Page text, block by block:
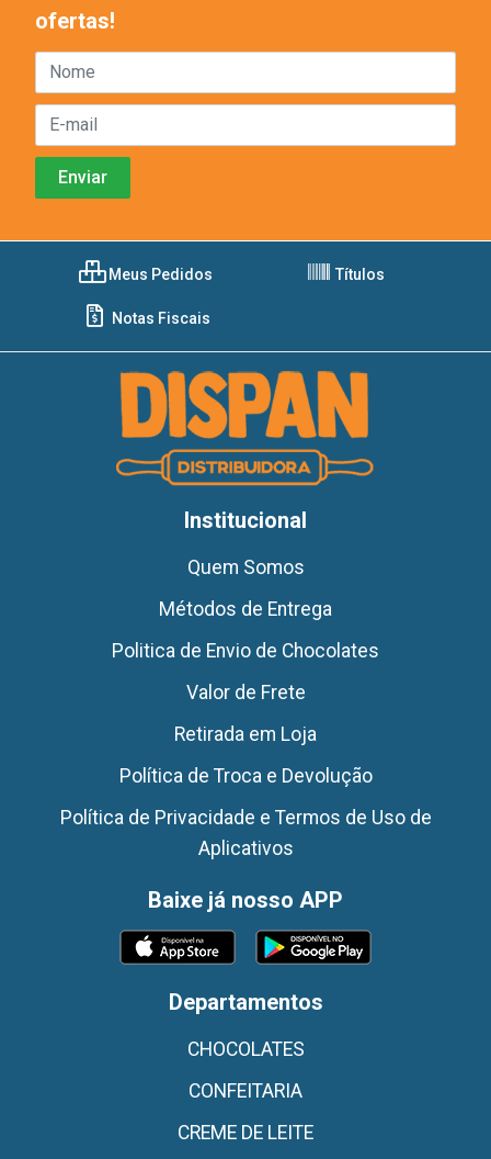
ofertas!
Meus Pedidos Títulos
Notas Fiscais
Institucional
Quem Somos
Métodos de Entrega
Politica de Envio de Chocolates
Valor de Frete
Retirada em Loja
Política de Troca e Devolução
Política de Privacidade e Termos de Uso de
Aplicativos
Baixe já nosso APP
Departamentos
CHOCOLATES
CONFEITARIA
CREME DE LEITE